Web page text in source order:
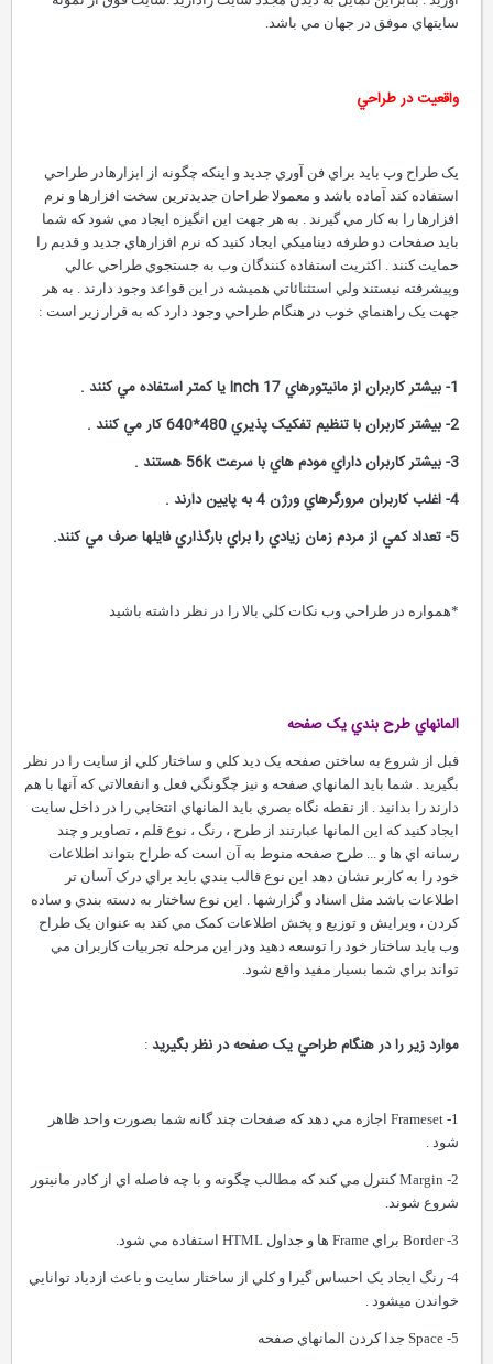
سايتهاي موفق در جهان مي باشد.
واقعيت در طراحي
يک طراح وب بايد براي فن آوري جديد و اينکه چگونه از ابزارهادر طراحي
استفاده کند آماده باشد و معمولا طراحان جديدترين سخت افزارها و نرم
افزارها را به کار مي گيرند . به هر جهت اين انگيزه ايجاد مي شود که شما
بايد صفحات دو طرفه ديناميکي ايجاد کنيد که نرم افزارهاي جديد و قديم را
حمايت کنند . اکثريت استفاده کنندگان وب به جستجوي طراحي عالي
وپيشرفته نيستند ولي استثنائاتي هميشه در اين قواعد وجود دارند . به هر
جهت يک راهنماي خوب در هنگام طراحي وجود دارد که به قرار زير است :
*همواره در طراحي وب نکات کلي بالا را در نظر داشته باشيد
المانهاي طرح بندي يک صفحه
قبل از شروع به ساختن صفحه يک ديد کلي و ساختار کلي از سايت را در نظر
بگيريد . شما بايد المانهاي صفحه و نيز چگونگي فعل و انفعالاتي که آنها با هم
دارند را بدانيد . از نقطه نگاه بصري بايد المانهاي انتخابي را در داخل سايت
ايجاد کنيد که اين المانها عبارتند از طرح ، رنگ ، نوع قلم ، تصاوير و چند
رسانه اي ها و ... طرح صفحه منوط به آن است که طراح بتواند اطلاعات
خود را به کاربر نشان دهد اين نوع قالب بندي بايد براي درک آسان تر
اطلاعات باشد مثل اسناد و گزارشها . اين نوع ساختار به دسته بندي و ساده
کردن ، ويرايش و توزيع و پخش اطلاعات کمک مي کند به عنوان يک طراح
وب بايد ساختار خود را توسعه دهيد ودر اين مرحله تجربيات کاربران مي
تواند براي شما بسيار مفيد واقع شود.
موارد زير را در هنگام طراحي يک صفحه در نظر بگيريد:
1- Frameset اجازه مي دهد که صفحات چند گانه شما بصورت واحد ظاهر
شود .
2- Margin کنترل مي کند که مطالب چگونه و با چه فاصله اي از کادر مانيتور
شروع شوند.
4- رنگ ايجاد يک احساس گيرا و کلي از ساختار سايت و باعث ازدياد توانايي
خواندن ميشود .